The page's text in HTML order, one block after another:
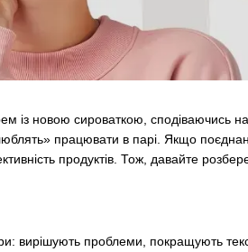
із новою сироваткою, сподіваючись
працювати в парі. Якщо
продуктів. Тож, давайте
вирішують проблеми, покращують